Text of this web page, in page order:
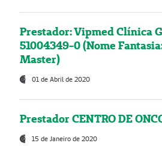
Prestador: Vipmed Clínica
51004349-0 (Nome
Master)
01 de Abril de 2020
Prestador CENTRO DE
15 de Janeiro de 2020